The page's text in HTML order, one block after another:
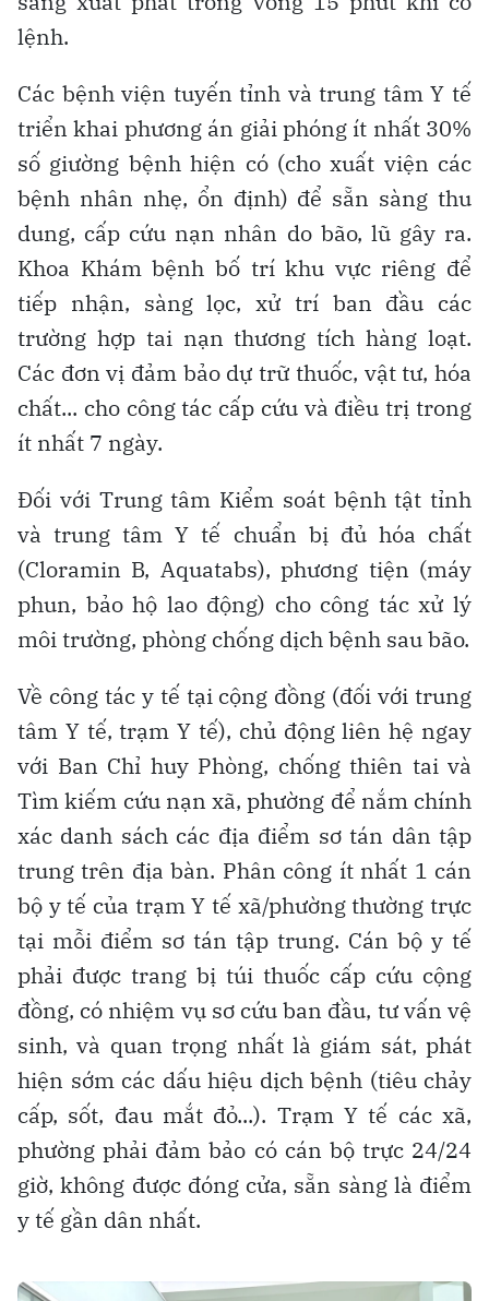
lệnh.
Các bệnh viện tuyến tỉnh và trung tâm Y tế
triển khai phương án giải phóng ít nhất 30%
số giường bệnh hiện có (cho xuất viện các
bệnh nhân nhẹ, ổn định) để sẵn sàng thu
dung, cấp cứu nạn nhân do bão, lũ gây ra.
Khoa Khám bệnh bố trí khu vực riêng để
tiếp nhận, sàng lọc, xử trí ban đầu các
trường hợp tai nạn thương tích hàng loạt.
Các đơn vị đảm bảo dự trữ thuốc, vật tư, hóa
chất... cho công tác cấp cứu và điều trị trong
ít nhất 7 ngày.
Đối với Trung tâm Kiểm soát bệnh tật tỉnh
và trung tâm Y tế chuẩn bị đủ hóa chất
(Cloramin B, Aquatabs), phương tiện (máy
phun, bảo hộ lao động) cho công tác xử lý
môi trường, phòng chống dịch bệnh sau bão.
Về công tác y tế tại cộng đồng (đối với trung
tâm Y tế, trạm Y tế), chủ động liên hệ ngay
với Ban Chỉ huy Phòng, chống thiên tai và
Tìm kiếm cứu nạn xã, phường để nắm chính
xác danh sách các địa điểm sơ tán dân tập
trung trên địa bàn. Phân công ít nhất 1 cán
bộ y tế của trạm Y tế xã/phường thường trực
tại mỗi điểm sơ tán tập trung. Cán bộ y tế
phải được trang bị túi thuốc cấp cứu cộng
đồng, có nhiệm vụ sơ cứu ban đầu, tư vấn vệ
sinh, và quan trọng nhất là giám sát, phát
hiện sớm các dấu hiệu dịch bệnh (tiêu chảy
cấp, sốt, đau mắt đỏ...). Trạm Y tế các xã,
phường phải đảm bảo có cán bộ trực 24/24
giờ, không được đóng cửa, sẵn sàng là điểm
y tế gần dân nhất.